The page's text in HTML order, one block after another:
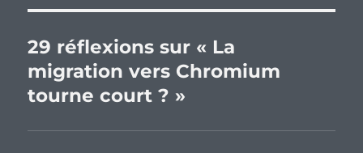
29 réflexions sur « La
migration vers Chromium
tourne court ? »